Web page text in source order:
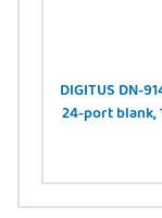
DIGITUS DN-
24-port blank,